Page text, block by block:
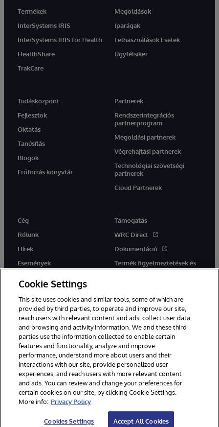
Termékek
InterSystems IRIS
InterSystems IRIS for Health
HealthShare
TrakCare
Megoldások
Iparágak
Felhasználások Esetek
Ügyfélsiker
Tudásközpont
Fejlesztők
Oktatás
Tanúsítás
Blogok
Erőforrás könyvtár
Partnerek
Rendszerintegrációs
partnerprogram
Megoldási partnerek
Végrehajtási partnerek
Technológiai szövetségi
partnerek
Cloud Partnerek
Cég
Rólunk
Hírek
Események
Támogatás
WRC Direct
Dokumentáció
Termék figyelmeztetések és
tanácsok
Ez a weboldal gépi fordítást használ. Bármilyen fordítási konfliktus
esetén az oldal angol nyelvű változata élvez elsőbbséget.
© 1996-2026 InterSystems Corporation, Boston, MA. Minden jog
fenntartva.
Értesítések/Feltételek és feltételek
Adatvédelmi nyilatkozat
Garancia
Hozzáférhetőség
Cookie Settings
This site uses cookies and similar tools, some of which are
provided by third parties, to operate and improve our site,
reach users with relevant content and ads, collect user data
and browsing and activity information. We and these third
parties use the information collected to enable certain
features and functionality, analyze and improve
performance, understand more about users and their
interactions with our site, provide personalized user
experiences, and reach users with more relevant content
and ads. You can review and change your preferences for
certain cookies on our site, by clicking Cookie Settings.
More info: Privacy Policy
Cookies Settings Accept All Cookies